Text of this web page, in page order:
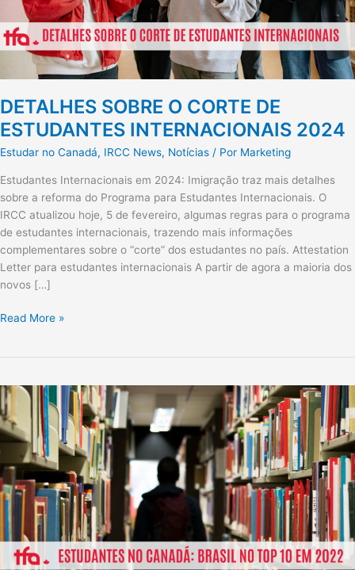
DETALHES SOBRE O CORTE DE
ESTUDANTES INTERNACIONAIS 2024
Estudar no Canadá, IRCC News, Notícias / Por Marketing
Estudantes Internacionais em 2024: Imigração traz mais detalhes
sobre a reforma do Programa para Estudantes Internacionais. O
IRCC atualizou hoje, 5 de fevereiro, algumas regras para o programa
de estudantes internacionais, trazendo mais informações
complementares sobre o “corte” dos estudantes no país. Attestation
Letter para estudantes internacionais A partir de agora a maioria dos
novos […]
Read More »
ESTUDANTES
NO
CANADÁ:
BRASIL
NO
TOP
10
2022